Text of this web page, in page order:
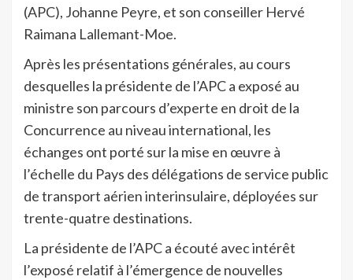
(APC), Johanne Peyre, et son conseiller Hervé
Raimana Lallemant-Moe.
Après les présentations générales, au cours
desquelles la présidente de l’APC a exposé au
ministre son parcours d’experte en droit de la
Concurrence au niveau international, les
échanges ont porté sur la mise en œuvre à
l’échelle du Pays des délégations de service public
de transport aérien interinsulaire, déployées sur
trente-quatre destinations.
La présidente de l’APC a écouté avec intérêt
l’exposé relatif à l’émergence de nouvelles